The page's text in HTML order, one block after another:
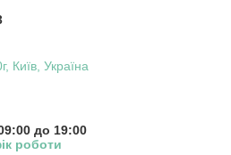
Київ, Україна
до 19:00
роботи